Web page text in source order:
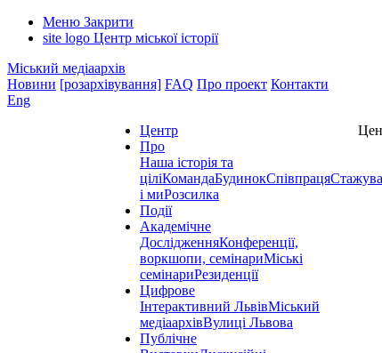
Меню Закрити
site logo Центр міської історії
Міський медіаархів
Новини [розархівування] FAQ Про проект Контакти
Eng
Центр
Про
Наша історія та
ціліКомандаБудинокСпівпраця
і миРозсилка
Події
Академічне
ДослідженняКонференції,
воркшопи, семінариМіські
семінариРезиденції
Цифрове
Інтерактивний ЛьвівМіський
медіаархівВулиці Львова
Публічне